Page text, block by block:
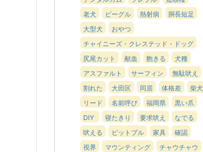
老犬
ビーグル 熱射病
胴長短足
大型犬
おやつ
チャイニーズ・クレステッド・ドッグ
尻尾カット
献血 飽きる
犬種
アスファルト
サーフィン
無駄吠え
割れた
大田区 同居 体格差
柴犬
リード
名前呼び 福岡県
黒い爪
DIY
寝たきり 要求吠え
なでる
吠える
ピットブル 家具
確認
視界
マウンティング
チャウチャウ